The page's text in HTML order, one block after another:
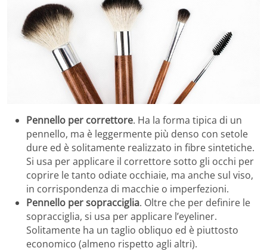
Pennello per correttore. Ha la forma tipica di un
pennello, ma è leggermente più denso con setole
dure ed è solitamente realizzato in fibre sintetiche.
Si usa per applicare il correttore sotto gli occhi per
coprire le tanto odiate occhiaie, ma anche sul viso,
in corrispondenza di macchie o imperfezioni.
Pennello per sopracciglia. Oltre che per definire le
sopracciglia, si usa per applicare l’eyeliner.
Solitamente ha un taglio obliquo ed è piuttosto
economico (almeno rispetto agli altri).